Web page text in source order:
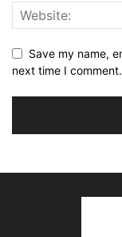
Save my name,
next time I comment.